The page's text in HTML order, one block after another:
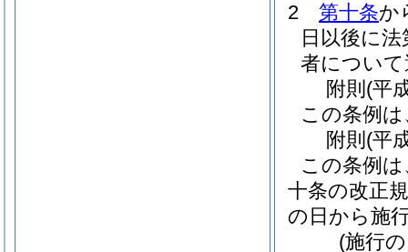
2
第十条か
日以後に
者につい
附則 (平
この条例
附則 (平
この条例
十条の改正
の日から施
(施行